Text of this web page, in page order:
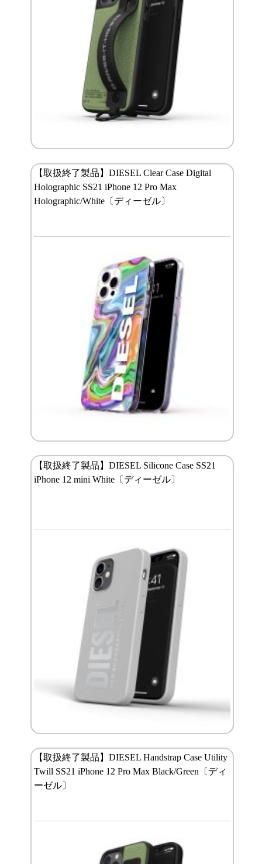
【取扱終了製品】DIESEL Clear Case Digital
Holographic SS21 iPhone 12 Pro Max
Holographic/White〔ディーゼル〕
【取扱終了製品】DIESEL Silicone Case SS21
iPhone 12 mini White〔ディーゼル〕
【取扱終了製品】DIESEL Handstrap Case Utility
Twill SS21 iPhone 12 Pro Max Black/Green〔ディ
ーゼル〕